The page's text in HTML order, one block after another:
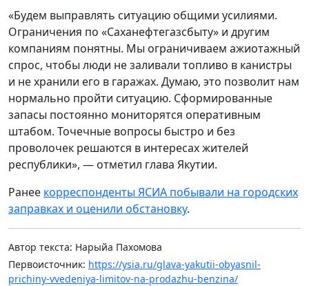
«Будем выправлять ситуацию общими усилиями.
Ограничения по «Саханефтегазсбыту» и другим
компаниям понятны. Мы ограничиваем ажиотажный
спрос, чтобы люди не заливали топливо в канистры
и не хранили его в гаражах. Думаю, это позволит нам
нормально пройти ситуацию. Сформированные
запасы постоянно мониторятся оперативным
штабом. Точечные вопросы быстро и без
проволочек решаются в интересах жителей
республики», — отметил глава Якутии.
Ранее корреспонденты ЯСИА побывали на городских
заправках и оценили обстановку.
Автор текста: Нарыйа Пахомова
Первоисточник: https://ysia.ru/glava-yakutii-obyasnil-
prichiny-vvedeniya-limitov-na-prodazhu-benzina/